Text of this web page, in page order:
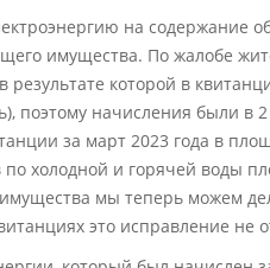
на содержание
имущества. По жалобе
результате которой в
поэтому начисления были в
за март 2023 года в
холодной и горячей воды
мы теперь можем
это исправление не